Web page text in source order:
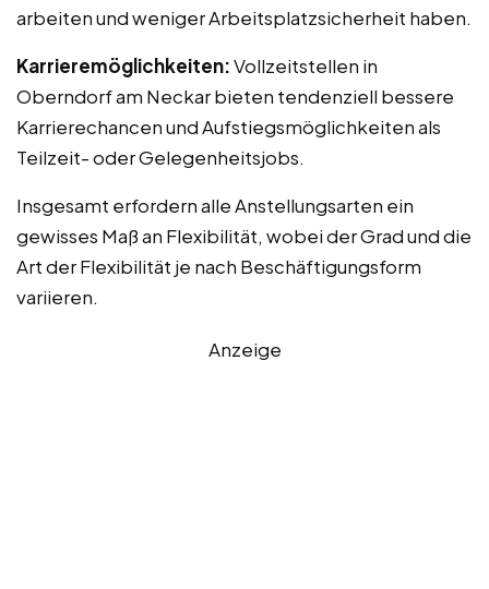
arbeiten und weniger Arbeitsplatzsicherheit haben.
Karrieremöglichkeiten:Vollzeitstellen in
Oberndorf am Neckar bieten tendenziell bessere
Karrierechancen und Aufstiegsmöglichkeiten als
Teilzeit- oder Gelegenheitsjobs.
Insgesamt erfordern alle Anstellungsarten ein
gewisses Maß an Flexibilität, wobei der Grad und die
Art der Flexibilität je nach Beschäftigungsform
variieren.
Anzeige